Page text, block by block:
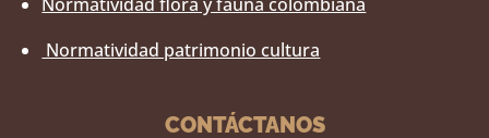
Normatividad patrimonio cultura
CONTÁCTANOS